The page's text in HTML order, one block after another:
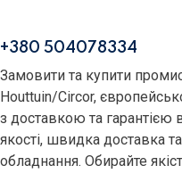
+380 504078334
Замовити та купити
Houttuin/Circor,
з доставкою та гарантією
якості, швидка доставка
обладнання. Обирайте